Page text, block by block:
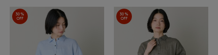
30%
OFF
30%
OFF